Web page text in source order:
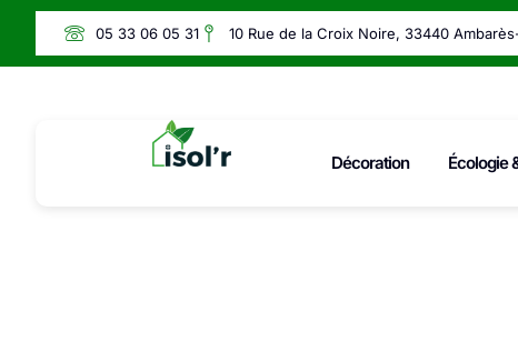
05 33 06 05 31 10 Rue de la Croix Noire, 33440
Décoration Écologie